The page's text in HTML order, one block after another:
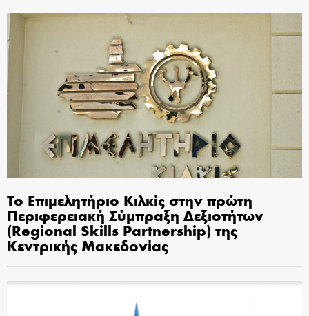
Το Επιμελητήριο Κιλκίς στην πρώτη
Περιφερειακή Σύμπραξη Δεξιοτήτων
(Regional Skills Partnership) της
Κεντρικής Μακεδονίας